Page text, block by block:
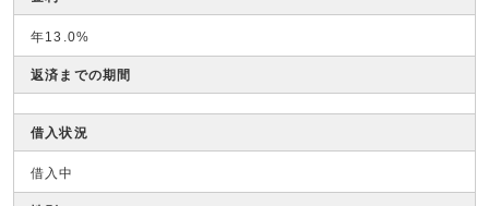
年13.0%
返済までの期間
借入状況
借入中